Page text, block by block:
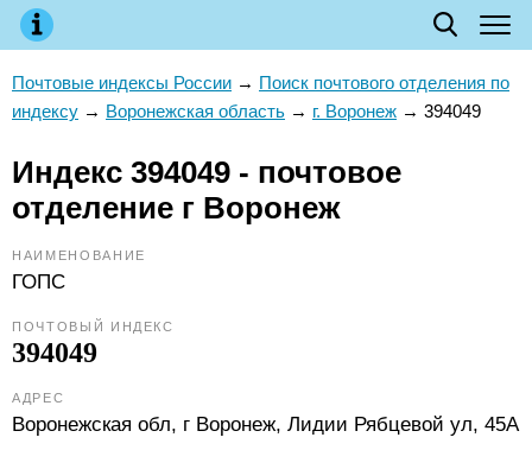
Почтовые индексы России → Поиск почтового отделения по
индексу → Воронежская область → г. Воронеж → 394049
Индекс 394049 - почтовое
отделение г Воронеж
НАИМЕНОВАНИЕ
ГОПС
ПОЧТОВЫЙ ИНДЕКС
394049
АДРЕС
Воронежская обл, г Воронеж, Лидии Рябцевой ул, 45А